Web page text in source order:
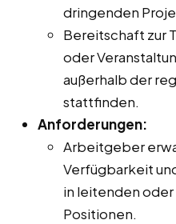
dringenden
Bereitschaft zur
oder
außerhalb der
stattfinden.
Anforderungen:
Arbeitgeber
Verfügbarkeit
in leitenden
Positionen.